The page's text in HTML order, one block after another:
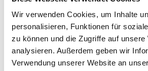
Wir verwenden Cookies, um Inhalte
personalisieren, Funktionen für
zu können und die Zugriffe auf unsere
analysieren. Außerdem geben wir
Verwendung unserer Website an
Average rating of 0 out of 5
Leave a review!
Share your experiences with
customers.